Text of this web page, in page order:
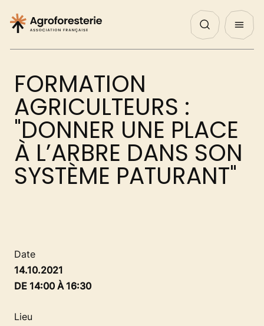
Nos Actualités English
QUI SOMMES NOUS ?
NOS ACTIONS
PROJETS
DÉCOUVRIR
SE FORMER
RESSOURCES
FORMATION
AGRICULTEURS :
"DONNER UNE PLACE
À L’ARBRE DANS SON
SYSTÈME PATURANT"
Date
14.10.2021
DE 14:00 À 16:30
Lieu